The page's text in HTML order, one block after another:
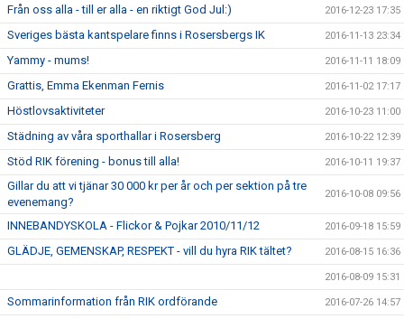
Från oss alla - till er alla - en riktigt God Jul:) 2016-12-23 17:35
Sveriges bästa kantspelare finns i Rosersbergs IK 2016-11-13 23:34
Yammy - mums! 2016-11-11 18:09
Grattis, Emma Ekenman Fernis 2016-11-02 17:17
Höstlovsaktiviteter 2016-10-23 11:00
Städning av våra sporthallar i Rosersberg 2016-10-22 12:39
Stöd RIK förening - bonus till alla! 2016-10-11 19:37
Gillar du att vi tjänar 30 000 kr per år och per sektion på tre
evenemang?
2016-10-08 09:56
INNEBANDYSKOLA - Flickor & Pojkar 2010/11/12 2016-09-18 15:59
GLÄDJE, GEMENSKAP, RESPEKT - vill du hyra RIK tältet? 2016-08-15 16:36
2016-08-09 15:31
Sommarinformation från RIK ordförande 2016-07-26 14:57